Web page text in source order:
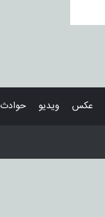
عکس ویدیو حوادث